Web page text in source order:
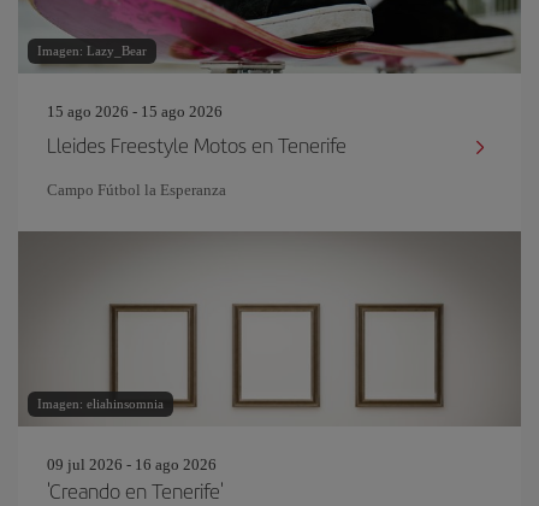
Imagen: Lazy_Bear
15 ago 2026 - 15 ago 2026
Lleides Freestyle Motos en Tenerife
Campo Fútbol la Esperanza
Imagen: eliahinsomnia
09 jul 2026 - 16 ago 2026
'Creando en Tenerife'